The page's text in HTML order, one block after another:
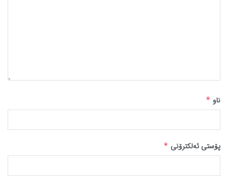
ناو *
پۆستی ئەلکترۆنی *